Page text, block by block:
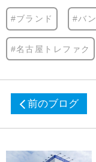
#ブランド #バ
#名古屋トレファク
前のブログ